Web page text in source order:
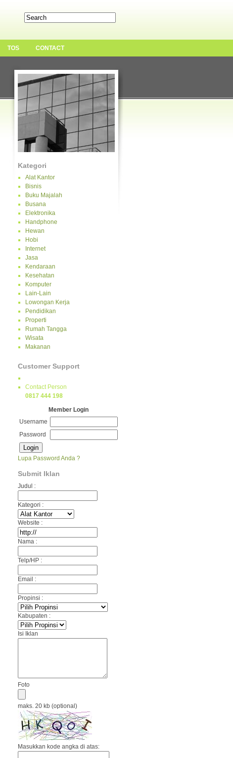
TOS CONTACT
Kategori
Alat Kantor
Bisnis
Buku Majalah
Busana
Elektronika
Handphone
Hewan
Hobi
Internet
Jasa
Kendaraan
Kesehatan
Komputer
Lain-Lain
Lowongan Kerja
Pendidikan
Properti
Rumah Tangga
Wisata
Makanan
Customer Support
Contact Person
0817 444 198
Member Login
Username
Password
Lupa Password Anda ?
Submit Iklan
Judul :
Kategori :
Website :
Nama :
Telp/HP :
Email :
Propinsi :
Kabupaten :
Isi Iklan
Foto
maks. 20 kb (optional)
Masukkan kode angka di atas: